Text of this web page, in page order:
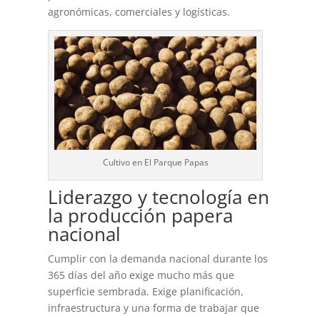
agronómicas, comerciales y logísticas.
Cultivo en El Parque Papas
Liderazgo y tecnología en
la producción papera
nacional
Cumplir con la demanda nacional durante los
365 días del año exige mucho más que
superficie sembrada. Exige planificación,
infraestructura y una forma de trabajar que